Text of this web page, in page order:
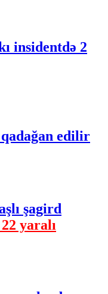
insidentdə 2
qadağan edilir
şagird
yaralı